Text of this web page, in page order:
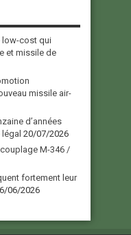
low-cost qui
et missile de
missile air-
d’années
20/07/2026
M-346 /
fortement leur
06/2026